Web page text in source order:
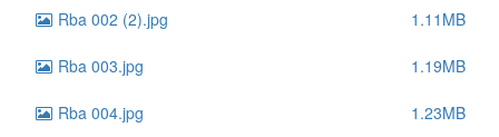
Rba 002 (2).jpg 1.11MB
Rba 003.jpg 1.19MB
Rba 004.jpg 1.23MB